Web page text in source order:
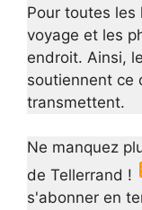
Pour toutes les
voyage et les
endroit. Ainsi,
soutiennent ce
transmettent.
Ne manquez
de Tellerrand !
s'abonner en